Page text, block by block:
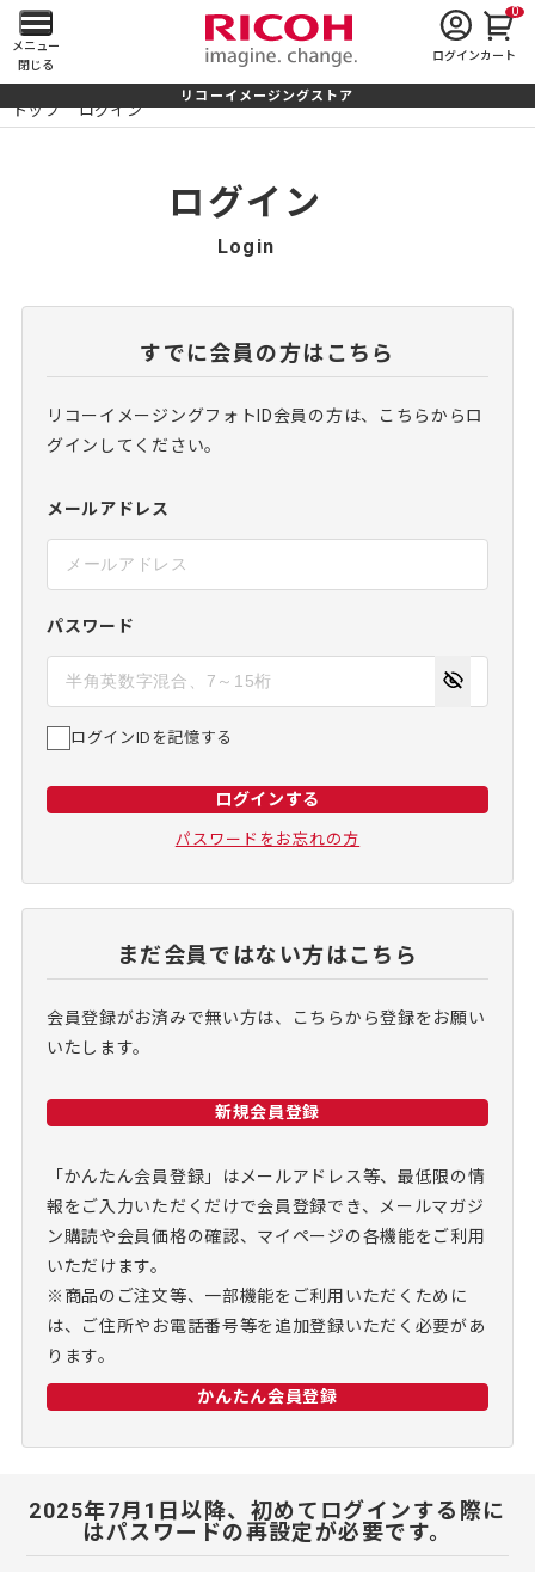
メ
イ
ン
を
開
メニュー
閉じる
ログイン
0
カート
リコーイメージングストア
トップ ログイン
ログイン
Login
すでに会員の方はこちら
リコーイメージングフォトID会員の方は、こちらからロ
グインしてください。
メールアドレス
パスワード
ログインIDを記憶する
ログインする
パスワードをお忘れの方
まだ会員ではない方はこちら
会員登録がお済みで無い方は、こちらから登録をお願い
いたします。
新規会員登録
「かんたん会員登録」はメールアドレス等、最低限の情
報をご入力いただくだけで会員登録でき、メールマガジ
ン購読や会員価格の確認、マイページの各機能をご利用
いただけます。
※商品のご注文等、一部機能をご利用いただくために
は、ご住所やお電話番号等を追加登録いただく必要があ
ります。
かんたん会員登録
2025年7月1日以降、初めてログインする際に
はパスワードの再設定が必要です。